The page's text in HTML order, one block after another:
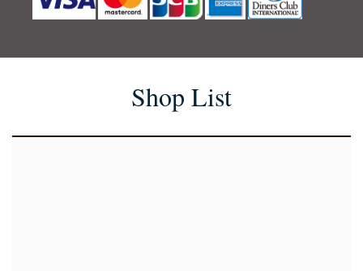
Shop List